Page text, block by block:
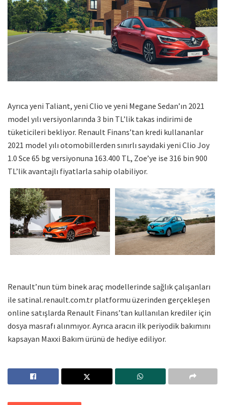
Ayrıca yeni Taliant, yeni Clio ve yeni Megane Sedan’ın 2021
model yılı versiyonlarında 3 bin TL’lik takas indirimi de
tüketicileri bekliyor. Renault Finans’tan kredi kullananlar
2021 model yılı otomobillerden sınırlı sayıdaki yeni Clio Joy
1.0 Sce 65 bg versiyonuna 163.400 TL, Zoe’ye ise 316 bin 900
TL’lik avantajlı fiyatlarla sahip olabiliyor.
Renault’nun tüm binek araç modellerinde sağlık çalışanları
ile satinal.renault.com.tr platformu üzerinden gerçekleşen
online satışlarda Renault Finans’tan kullanılan krediler için
dosya masrafı alınmıyor. Ayrıca aracın ilk periyodik bakımını
kapsayan Maxxi Bakım ürünü de hediye ediliyor.